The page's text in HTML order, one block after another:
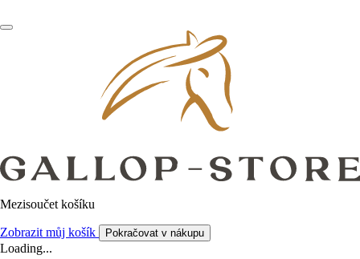
Mezisoučet košíku
Zobrazit můj košík Pokračovat v nákupu
Loading...